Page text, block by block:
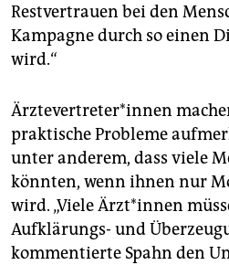
Restvertrauen bei den
Kampagne durch so einen
wird.“
Ärz­te­ver­tre­te­r*in­nen
praktische Probleme
unter anderem, dass viele
könnten, wenn ihnen nur
wird. „Viele Ärz­t*in­nen
Aufklärungs- und
kommentierte Spahn den